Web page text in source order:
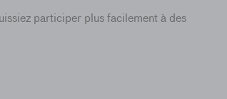
participer plus facilement à des